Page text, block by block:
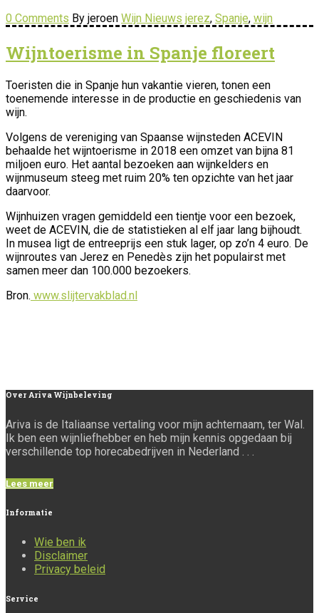
0 Comments By jeroen Wijn Nieuws jerez, Spanje, wijn
Wijntoerisme in Spanje floreert
Toeristen die in Spanje hun vakantie vieren, tonen een
toenemende interesse in de productie en geschiedenis van
wijn.
Volgens de vereniging van Spaanse wijnsteden ACEVIN
behaalde het wijntoerisme in 2018 een omzet van bijna 81
miljoen euro. Het aantal bezoeken aan wijnkelders en
wijnmuseum steeg met ruim 20% ten opzichte van het jaar
daarvoor.
Wijnhuizen vragen gemiddeld een tientje voor een bezoek,
weet de ACEVIN, die de statistieken al elf jaar lang bijhoudt.
In musea ligt de entreeprijs een stuk lager, op zo’n 4 euro. De
wijnroutes van Jerez en Penedès zijn het populairst met
samen meer dan 100.000 bezoekers.
Bron. www.slijtervakblad.nl
Over Ariva Wijnbeleving
Ariva is de Italiaanse vertaling voor mijn achternaam, ter Wal.
Ik ben een wijnliefhebber en heb mijn kennis opgedaan bij
verschillende top horecabedrijven in Nederland . . .
Lees meer
Informatie
Wie ben ik
Disclaimer
Privacy beleid
Service